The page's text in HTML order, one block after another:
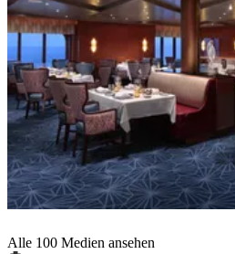
Alle 100 Medien ansehen